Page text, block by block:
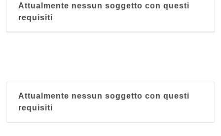
Attualmente nessun soggetto con questi
requisiti
Attualmente nessun soggetto con questi
requisiti